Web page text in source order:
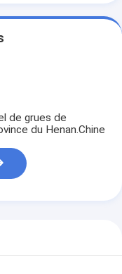
de grues de
du Henan.Chine